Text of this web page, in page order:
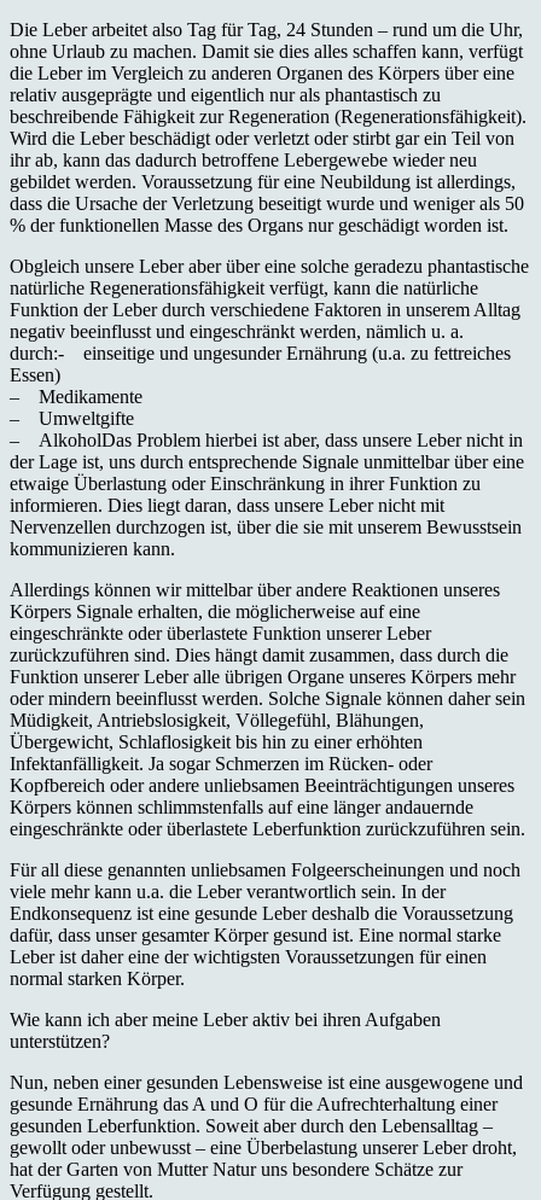
Die Leber arbeitet also Tag für Tag, 24 Stunden – rund um die Uhr,
ohne Urlaub zu machen. Damit sie dies alles schaffen kann, verfügt
die Leber im Vergleich zu anderen Organen des Körpers über eine
relativ ausgeprägte und eigentlich nur als phantastisch zu
beschreibende Fähigkeit zur Regeneration (Regenerationsfähigkeit).
Wird die Leber beschädigt oder verletzt oder stirbt gar ein Teil von
ihr ab, kann das dadurch betroffene Lebergewebe wieder neu
gebildet werden. Voraussetzung für eine Neubildung ist allerdings,
dass die Ursache der Verletzung beseitigt wurde und weniger als 50
% der funktionellen Masse des Organs nur geschädigt worden ist.
Obgleich unsere Leber aber über eine solche geradezu phantastische
natürliche Regenerationsfähigkeit verfügt, kann die natürliche
Funktion der Leber durch verschiedene Faktoren in unserem Alltag
negativ beeinflusst und eingeschränkt werden, nämlich u. a.
durch:- einseitige und ungesunder Ernährung (u.a. zu fettreiches
Essen)
– Medikamente
– Umweltgifte
– AlkoholDas Problem hierbei ist aber, dass unsere Leber nicht in
der Lage ist, uns durch entsprechende Signale unmittelbar über eine
etwaige Überlastung oder Einschränkung in ihrer Funktion zu
informieren. Dies liegt daran, dass unsere Leber nicht mit
Nervenzellen durchzogen ist, über die sie mit unserem Bewusstsein
kommunizieren kann.
Allerdings können wir mittelbar über andere Reaktionen unseres
Körpers Signale erhalten, die möglicherweise auf eine
eingeschränkte oder überlastete Funktion unserer Leber
zurückzuführen sind. Dies hängt damit zusammen, dass durch die
Funktion unserer Leber alle übrigen Organe unseres Körpers mehr
oder mindern beeinflusst werden. Solche Signale können daher sein
Müdigkeit, Antriebslosigkeit, Völlegefühl, Blähungen,
Übergewicht, Schlaflosigkeit bis hin zu einer erhöhten
Infektanfälligkeit. Ja sogar Schmerzen im Rücken- oder
Kopfbereich oder andere unliebsamen Beeinträchtigungen unseres
Körpers können schlimmstenfalls auf eine länger andauernde
eingeschränkte oder überlastete Leberfunktion zurückzuführen sein.
Für all diese genannten unliebsamen Folgeerscheinungen und noch
viele mehr kann u.a. die Leber verantwortlich sein. In der
Endkonsequenz ist eine gesunde Leber deshalb die Voraussetzung
dafür, dass unser gesamter Körper gesund ist. Eine normal starke
Leber ist daher eine der wichtigsten Voraussetzungen für einen
normal starken Körper.
Wie kann ich aber meine Leber aktiv bei ihren Aufgaben
unterstützen?
Nun, neben einer gesunden Lebensweise ist eine ausgewogene und
gesunde Ernährung das A und O für die Aufrechterhaltung einer
gesunden Leberfunktion. Soweit aber durch den Lebensalltag –
gewollt oder unbewusst – eine Überbelastung unserer Leber droht,
hat der Garten von Mutter Natur uns besondere Schätze zur
Verfügung gestellt.